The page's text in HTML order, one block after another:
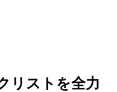
リストを全力